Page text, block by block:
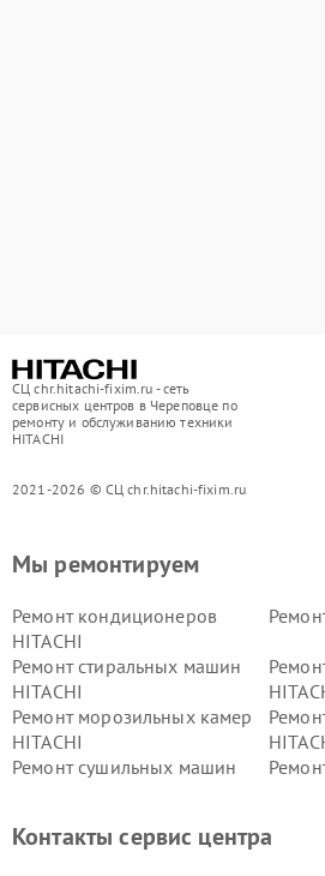
СЦ chr.hitachi-fixim.ru - сеть
сервисных центров в Череповце по
ремонту и обслуживанию техники
HITACHI
2021-2026 © СЦ chr.hitachi-fixim.ru
Мы ремонтируем
Ремонт кондиционеров
HITACHI
Ремонт стиральных машин
HITACHI
Ремонт морозильных камер
HITACHI
Ремонт сушильных машин
данных HITACHI
Контакты сервис центра